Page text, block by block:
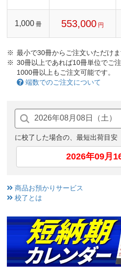
1,000 冊 553,000 円
最小で30冊からご注文いただけま
30冊以上であれば10冊単位でご
1000冊以上もご注文可能です。
端数でのご注文について
に校了した場合の、最短出荷目安
2026年09月
商品お預かりサービス
校了とは